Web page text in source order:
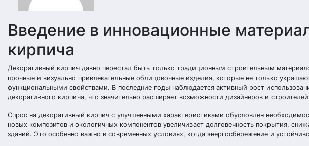
Введение в инновационные
кирпича
Декоративный кирпич давно перестал быть только традиционным строительным
прочные и визуально привлекательные облицовочные изделия, которые не только
функциональными свойствами. В последние годы наблюдается активный рост
декоративного кирпича, что значительно расширяет возможности дизайнеров и
Спрос на декоративный кирпич с улучшенными характеристиками обусловлен
новых композитов и экологичных компонентов увеличивает долговечность покрытия,
зданий. Это особенно важно в современных условиях, когда энергосбережение и